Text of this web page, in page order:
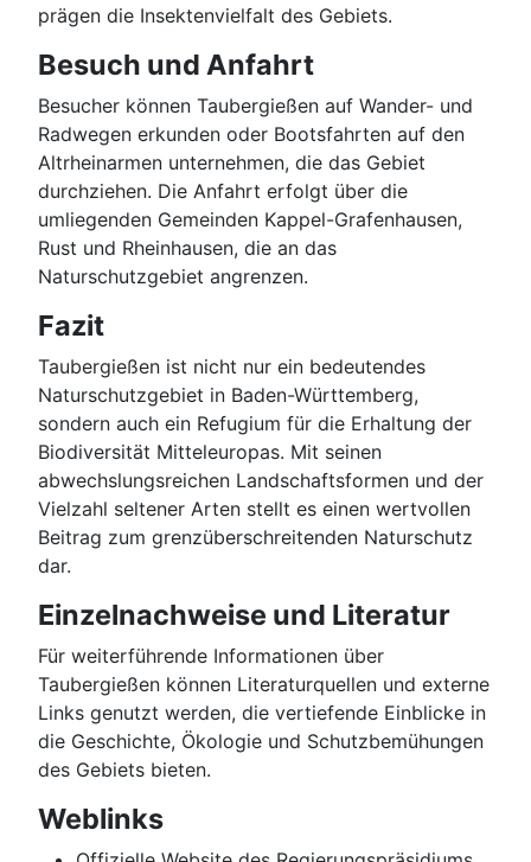
prägen die Insektenvielfalt des Gebiets.
Besuch und Anfahrt
Besucher können Taubergießen auf Wander- und
Radwegen erkunden oder Bootsfahrten auf den
Altrheinarmen unternehmen, die das Gebiet
durchziehen. Die Anfahrt erfolgt über die
umliegenden Gemeinden Kappel-Grafenhausen,
Rust und Rheinhausen, die an das
Naturschutzgebiet angrenzen.
Fazit
Taubergießen ist nicht nur ein bedeutendes
Naturschutzgebiet in Baden-Württemberg,
sondern auch ein Refugium für die Erhaltung der
Biodiversität Mitteleuropas. Mit seinen
abwechslungsreichen Landschaftsformen und der
Vielzahl seltener Arten stellt es einen wertvollen
Beitrag zum grenzüberschreitenden Naturschutz
dar.
Einzelnachweise und Literatur
Für weiterführende Informationen über
Taubergießen können Literaturquellen und externe
Links genutzt werden, die vertiefende Einblicke in
die Geschichte, Ökologie und Schutzbemühungen
des Gebiets bieten.
Weblinks